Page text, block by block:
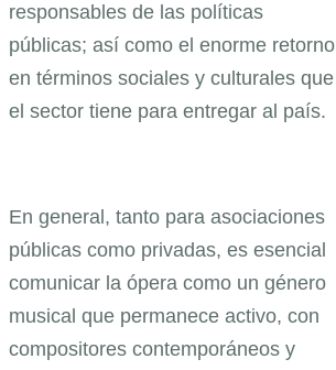
responsables de las políticas
públicas; así como el enorme retorno
en términos sociales y culturales que
el sector tiene para entregar al país.
En general, tanto para asociaciones
públicas como privadas, es esencial
comunicar la ópera como un género
musical que permanece activo, con
compositores contemporáneos y